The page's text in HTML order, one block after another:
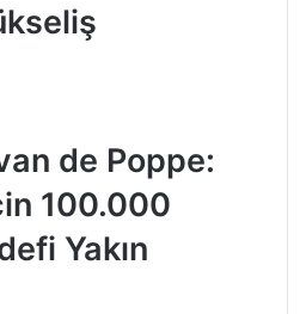
de Poppe:
100.000
Yakın